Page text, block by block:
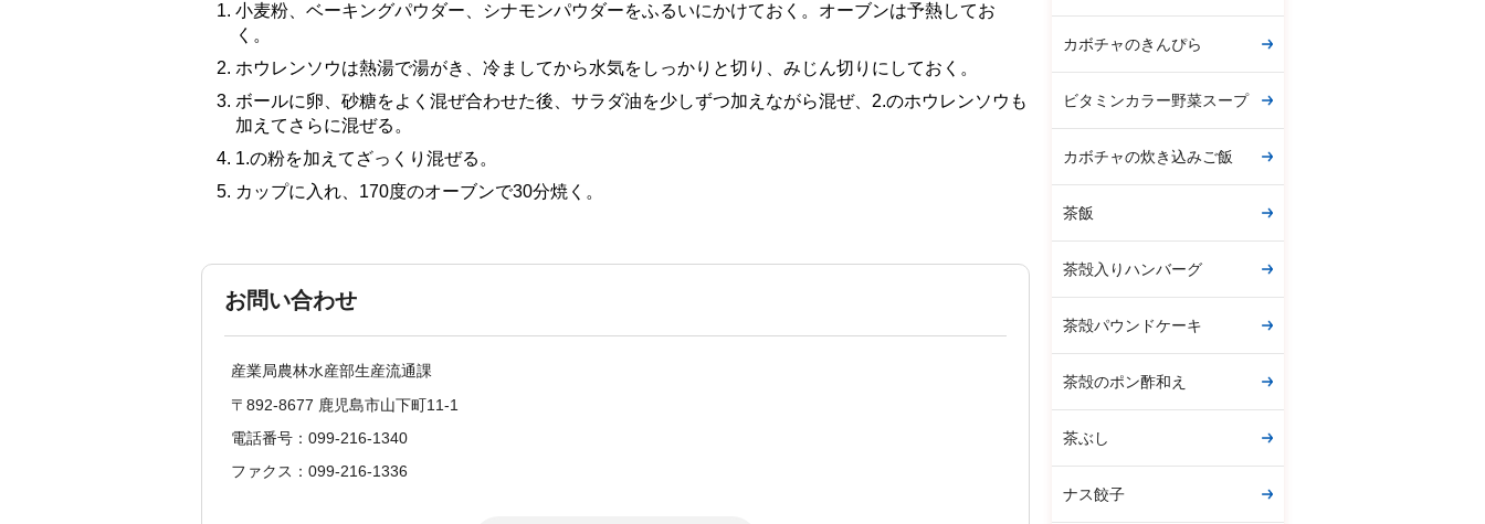
小麦粉、ベーキングパウダー、シナモンパウダーをふるいにかけておく。オーブンは予熱してお
く。
ホウレンソウは熱湯で湯がき、冷ましてから水気をしっかりと切り、みじん切りにしておく。
ボールに卵、砂糖をよく混ぜ合わせた後、サラダ油を少しずつ加えながら混ぜ、2.のホウレンソウも
加えてさらに混ぜる。
1.の粉を加えてざっくり混ぜる。
カップに入れ、170度のオーブンで30分焼く。
お問い合わせ
産業局農林水産部生産流通課
〒892-8677 鹿児島市山下町11-1
電話番号：099-216-1340
ファクス：099-216-1336
カボチャのきんぴら
ビタミンカラー野菜スープ
カボチャの炊き込みご飯
茶飯
茶殻入りハンバーグ
茶殻パウンドケーキ
茶殻のポン酢和え
茶ぶし
ナス餃子